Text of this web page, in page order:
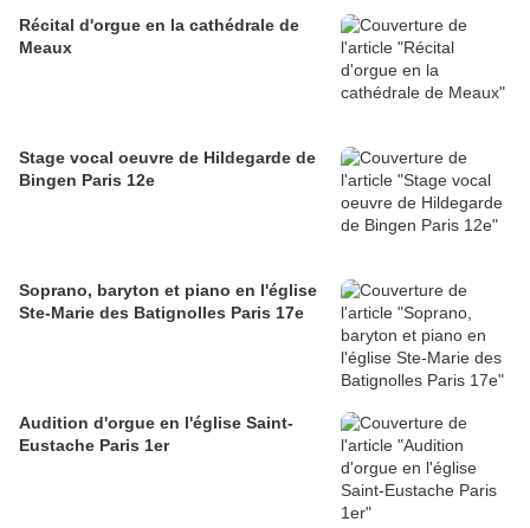
Récital d'orgue en la cathédrale de
Meaux
Stage vocal oeuvre de Hildegarde de
Bingen Paris 12e
Soprano, baryton et piano en l'église
Ste-Marie des Batignolles Paris 17e
Audition d'orgue en l'église Saint-
Eustache Paris 1er